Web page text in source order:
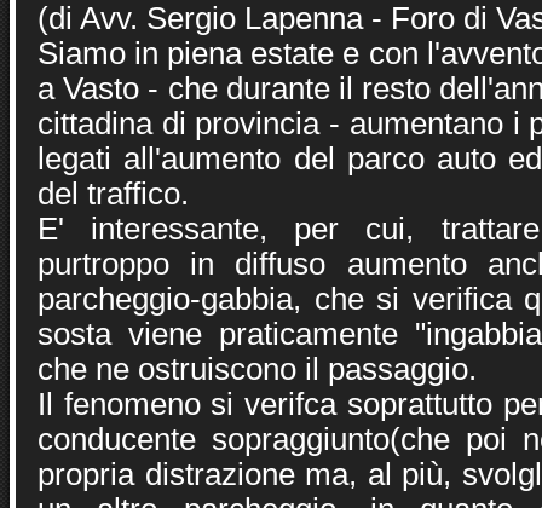
(di Avv. Sergio Lapenna - Foro di
Siamo in piena estate e con
a Vasto - che durante il resto
cittadina di provincia - aumentano i
legati all'aumento del parco auto
del traffico.
E' interessante, per cui,
purtroppo in diffuso aumento
parcheggio-gabbia, che si verifica
sosta viene praticamente
che ne ostruiscono il passaggio.
Il fenomeno si verifca soprattutto
conducente sopraggiunto(che poi
propria distrazione ma, al più,